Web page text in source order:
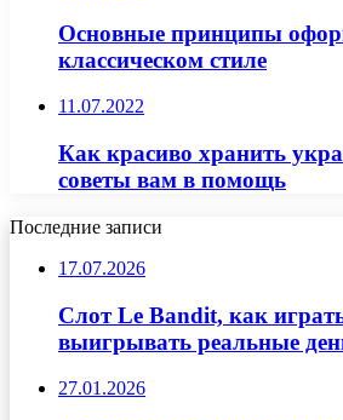
Основные принципы
классическом стиле
11.07.2022
Как красиво хранить
советы вам в помощь
Последние записи
17.07.2026
Слот Le Bandit, как
выигрывать реальные
27.01.2026